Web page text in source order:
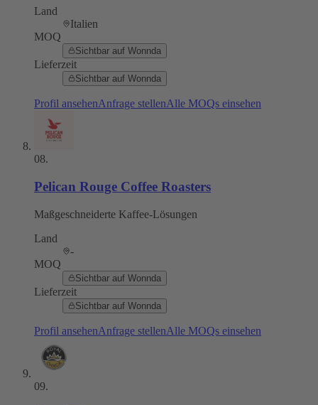
Land
Italien
MOQ
Sichtbar auf Wonnda
Lieferzeit
Sichtbar auf Wonnda
Profil ansehenAnfrage stellenAlle MOQs einsehen
08.
Pelican Rouge Coffee Roasters
Maßgeschneiderte Kaffee-Lösungen
Land
-
MOQ
Sichtbar auf Wonnda
Lieferzeit
Sichtbar auf Wonnda
Profil ansehenAnfrage stellenAlle MOQs einsehen
09.